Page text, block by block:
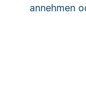
annehmen